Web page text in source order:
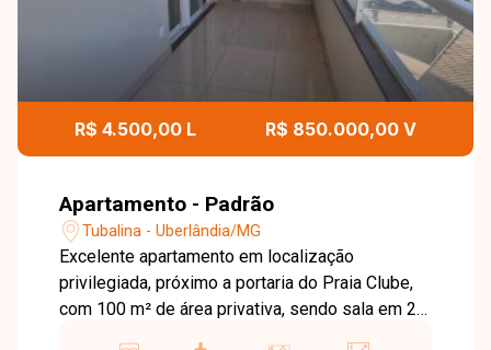
R$ 4.500,00 L R$ 850.000,00 V
Apartamento - Padrão
Tubalina - Uberlândia/MG
Excelente apartamento em localização
privilegiada, próximo a portaria do Praia Clube,
com 100 m² de área privativa, sendo sala em 2